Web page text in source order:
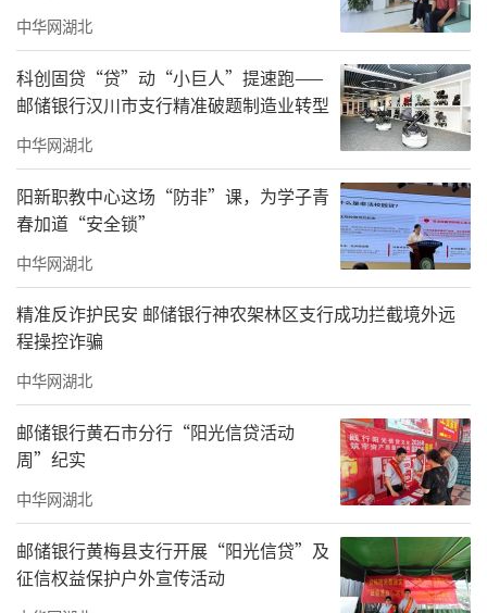
中华网湖北
科创固贷“贷”动“小巨人”提速跑——
邮储银行汉川市支行精准破题制造业转型
中华网湖北
阳新职教中心这场“防非”课，为学子青
春加道“安全锁”
中华网湖北
精准反诈护民安 邮储银行神农架林区支行成功拦截境外远
程操控诈骗
中华网湖北
邮储银行黄石市分行“阳光信贷活动
周”纪实
中华网湖北
邮储银行黄梅县支行开展“阳光信贷”及
征信权益保护户外宣传活动